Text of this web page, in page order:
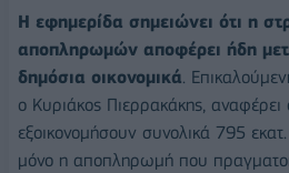
Η εφημερίδα σημειώνει ότι η
αποπληρωμών αποφέρει ήδη
δημόσια οικονομικά.
ο Κυριάκος Πιερρακάκης, αναφέρει
εξοικονομήσουν συνολικά 795
μόνο η αποπληρωμή που